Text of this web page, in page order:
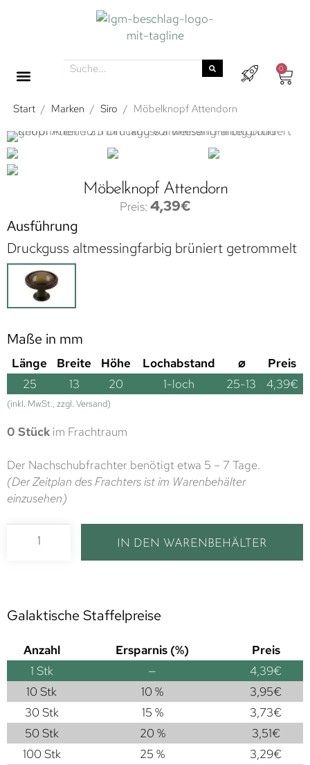
0
Start / Marken / Siro / Möbelknopf Attendorn
Möbelknopf Attendorn
4,39€
Ausführung
Druckguss altmessingfarbig brüniert getrommelt
Maße in mm
Länge Breite Höhe Lochabstand ⌀
Preis
25
13 20 1-loch 25-13 4,39€
(inkl. MwSt., zzgl. Versand)
0 Stück im Frachtraum
Der Nachschubfrachter benötigt etwa 5 – 7 Tage.
(Der Zeitplan des Frachters ist im Warenbehälter
einzusehen)
IN DEN WARENBEHÄLTER
Galaktische Staffelpreise
Anzahl Ersparnis (%)
Preis
1 Stk — 4,39€
10 Stk
10 % 3,95€
30 Stk
15 % 3,73€
50 Stk
20 % 3,51€
100 Stk
25 % 3,29€